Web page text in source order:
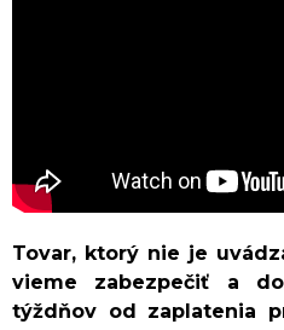
Tovar, ktorý nie je
vieme zabezpečiť a
týždňov od zaplatenia